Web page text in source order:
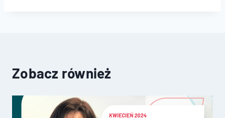
Zobacz również